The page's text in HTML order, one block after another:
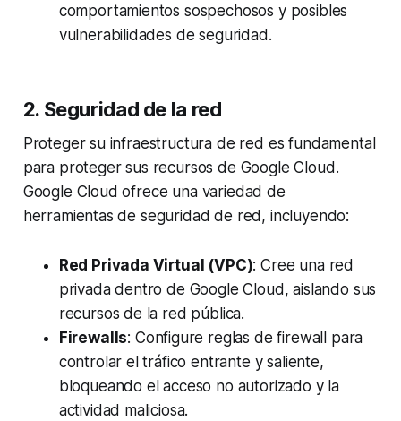
comportamientos sospechosos y posibles
vulnerabilidades de seguridad.
2. Seguridad de la red
Proteger su infraestructura de red es fundamental
para proteger sus recursos de Google Cloud.
Google Cloud ofrece una variedad de
herramientas de seguridad de red, incluyendo:
Red Privada Virtual (VPC): Cree una red
privada dentro de Google Cloud, aislando sus
recursos de la red pública.
Firewalls: Configure reglas de firewall para
controlar el tráfico entrante y saliente,
bloqueando el acceso no autorizado y la
actividad maliciosa.